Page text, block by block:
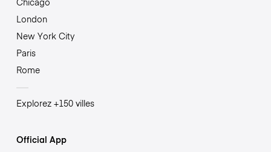
London
New York City
Paris
Rome
Explorez +150 villes
Official App